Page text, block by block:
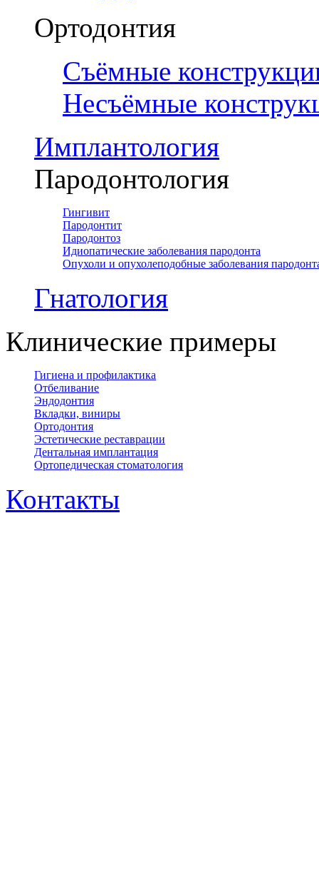
Ортодонтия
Съёмные
Несъёмные
Имплантология
Пародонтология
Гингивит
Пародонтит
Пародонтоз
Идиопатические заболевания пародонта
Опухоли и опухолеподобные заболевания
Гнатология
Клинические примеры
Гигиена и профилактика
Отбеливание
Эндодонтия
Вкладки, виниры
Ортодонтия
Эстетические реставрации
Дентальная имплантация
Ортопедическая cтоматология
Контакты